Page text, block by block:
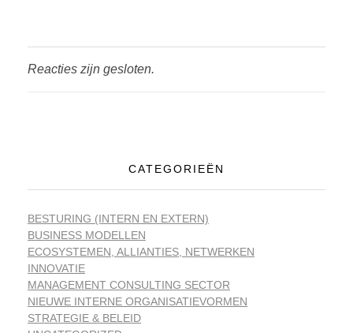
Reacties zijn gesloten.
CATEGORIEËN
BESTURING (INTERN EN EXTERN)
BUSINESS MODELLEN
ECOSYSTEMEN, ALLIANTIES, NETWERKEN
INNOVATIE
MANAGEMENT CONSULTING SECTOR
NIEUWE INTERNE ORGANISATIEVORMEN
STRATEGIE & BELEID